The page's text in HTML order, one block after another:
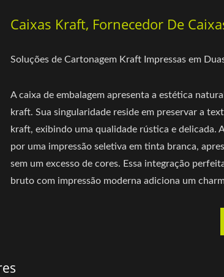
Caixas Kraft, Fornecedor De
Soluções de Cartonagem Kraft Impressas em
A caixa de embalagem apresenta a estética
kraft. Sua singularidade reside em preservar a
kraft, exibindo uma qualidade rústica e delicada.
por uma impressão seletiva em tinta branca,
sem um excesso de cores. Essa integração
bruto com impressão moderna adiciona um